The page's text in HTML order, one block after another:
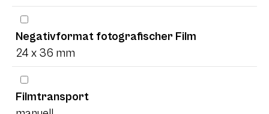
Negativformat fotografischer Film
24 x 36 mm
Filmtransport